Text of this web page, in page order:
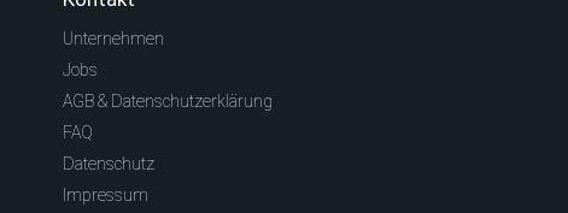
Unternehmen
Jobs
AGB & Datenschutzerklärung
FAQ
Datenschutz
Impressum